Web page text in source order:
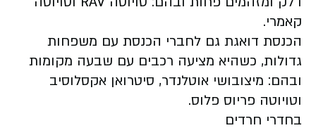
קאמרי.
הכנסת דואגת גם לחברי הכנסת עם משפחות
גדולות, כשהיא מציעה רכבים עם שבעה מקומות
ובהם: מיצובושי אוטלנדר, סיטרואן אקסלוסיב
וטויוטה פריוס פלוס.
בחדרי חרדים